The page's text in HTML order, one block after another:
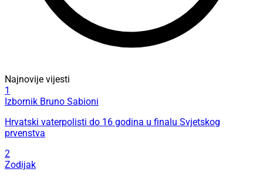
Najnovije vijesti
1
Izbornik Bruno Sabioni
Hrvatski vaterpolisti do 16 godina u finalu Svjetskog
prvenstva
2
Zodijak